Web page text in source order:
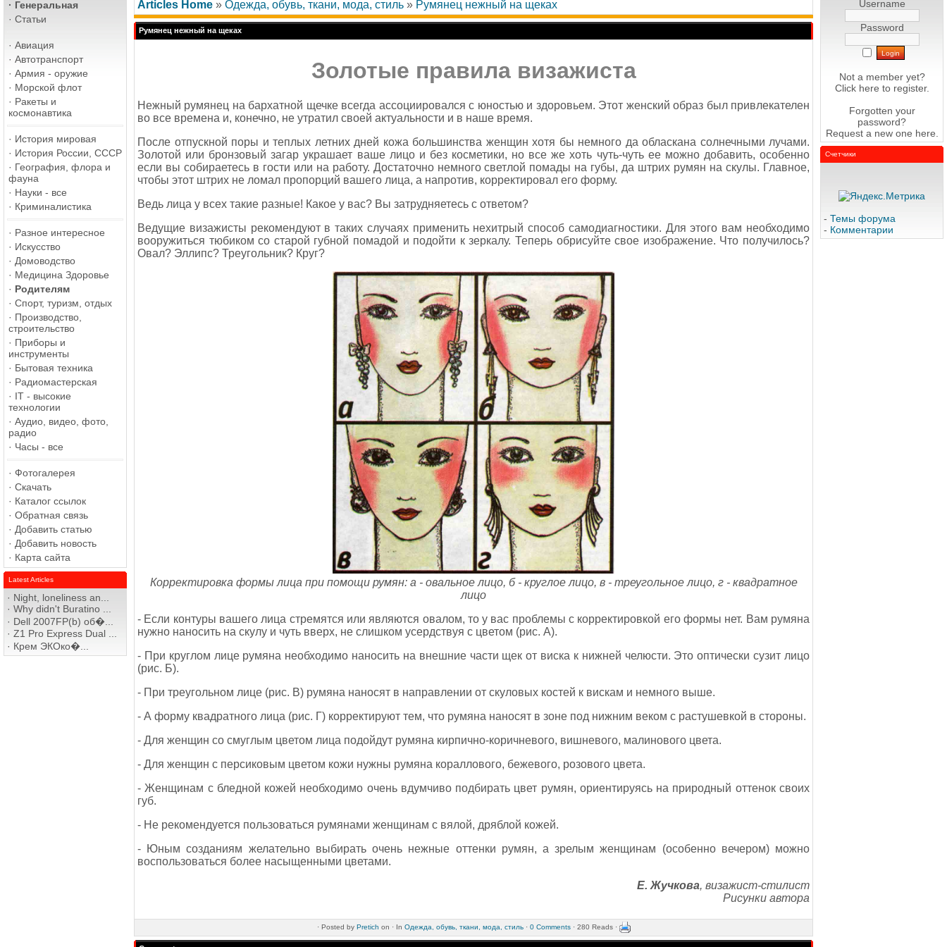
· Генеральная
· Статьи
· Авиация
· Автотранспорт
· Армия - оружие
· Морской флот
· Ракеты и
космонавтика
· История мировая
· История России, СССР
· География, флора и
фауна
· Науки - все
· Криминалистика
· Разное интересное
· Искусство
· Домоводство
· Медицина Здоровье
· Родителям
· Спорт, туризм, отдых
· Производство,
строительство
· Приборы и
инструменты
· Бытовая техника
· Радиомастерская
· IT - высокие
технологии
· Аудио, видео, фото,
радио
· Часы - все
· Фотогалерея
· Скачать
· Каталог ссылок
· Обратная связь
· Добавить статью
· Добавить новость
· Карта сайта
Latest Articles
· Night, loneliness an...
· Why didn't Buratino ...
· Dell 2007FP(b) об�...
· Z1 Pro Express Dual ...
· Крем ЭКОко�...
Articles Home » Одежда, обувь, ткани, мода, стиль » Румянец нежный на щеках
Румянец нежный на щеках
Золотые правила визажиста
Нежный румянец на бархатной щечке всегда ассоциировался с юностью и здоровьем. Этот женский образ был привлекателен
во все времена и, конечно, не утратил своей актуальности и в наше время.
После отпускной поры и теплых летних дней кожа большинства женщин хотя бы немного да обласкана солнечными лучами.
Золотой или бронзовый загар украшает ваше лицо и без косметики, но все же хоть чуть-чуть ее можно добавить, особенно
если вы собираетесь в гости или на работу. Достаточно немного светлой помады на губы, да штрих румян на скулы. Главное,
чтобы этот штрих не ломал пропорций вашего лица, а напротив, корректировал его форму.
Ведь лица у всех такие разные! Какое у вас? Вы затрудняетесь с ответом?
Ведущие визажисты рекомендуют в таких случаях применить нехитрый способ самодиагностики. Для этого вам необходимо
вооружиться тюбиком со старой губной помадой и подойти к зеркалу. Теперь обрисуйте свое изображение. Что получилось?
Овал? Эллипс? Треугольник? Круг?
Корректировка формы лица при помощи румян: а - овальное лицо, б - круглое лицо, в - треугольное лицо, г - квадратное
лицо
- Если контуры вашего лица стремятся или являются овалом, то у вас проблемы с корректировкой его формы нет. Вам румяна
нужно наносить на скулу и чуть вверх, не слишком усердствуя с цветом (рис. А).
- При круглом лице румяна необходимо наносить на внешние части щек от виска к нижней челюсти. Это оптически сузит лицо
(рис. Б).
- При треугольном лице (рис. В) румяна наносят в направлении от скуловых костей к вискам и немного выше.
- А форму квадратного лица (рис. Г) корректируют тем, что румяна наносят в зоне под нижним веком с растушевкой в стороны.
- Для женщин со смуглым цветом лица подойдут румяна кирпично-коричневого, вишневого, малинового цвета.
- Для женщин с персиковым цветом кожи нужны румяна кораллового, бежевого, розового цвета.
- Женщинам с бледной кожей необходимо очень вдумчиво подбирать цвет румян, ориентируясь на природный оттенок своих
губ.
- Не рекомендуется пользоваться румянами женщинам с вялой, дряблой кожей.
- Юным созданиям желательно выбирать очень нежные оттенки румян, а зрелым женщинам (особенно вечером) можно
воспользоваться более насыщенными цветами.
Е. Жучкова, визажист-стилист
Рисунки автора
· Posted by Pretich on · In Одежда, обувь, ткани, мода, стиль· 0 Comments· 280 Reads ·
Username
Password
Not a member yet?
Click here to register.
Forgotten your
password?
Request a new one here
Счетчики
- Темы форума
- Комментарии